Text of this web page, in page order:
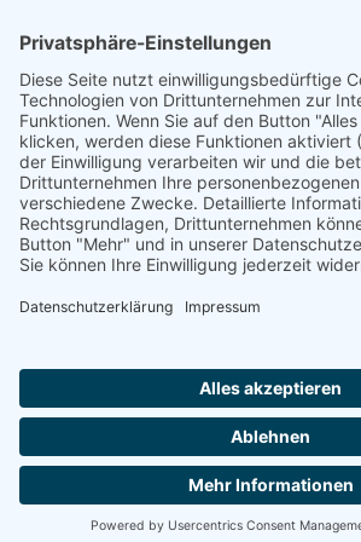
Footer
Cookie-Einstellungen Datenschutz